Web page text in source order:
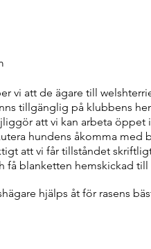
vi att de ägare till
tillgänglig på klubbens
att vi kan arbeta
hundens åkomma
att vi får tillståndet
få blanketten hemskickad till
hjälps åt för rasens